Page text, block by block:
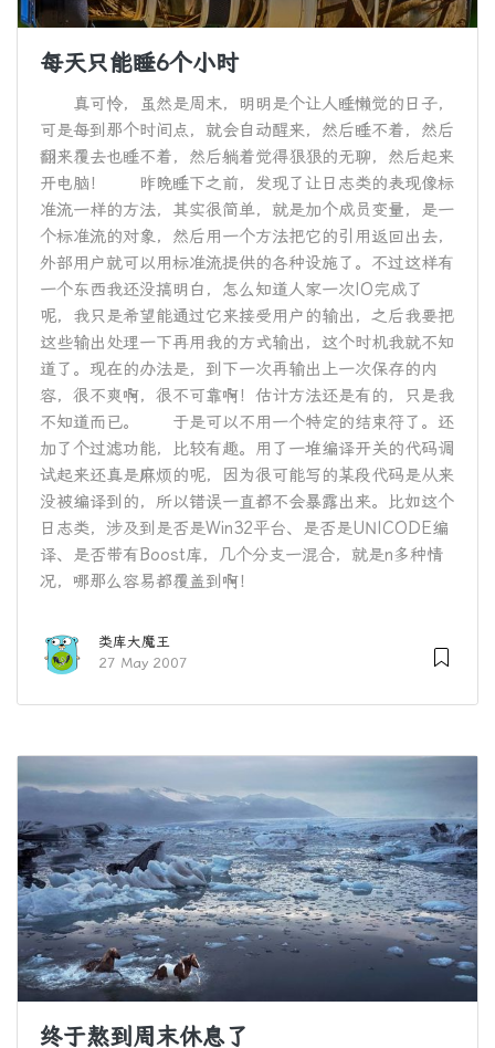
每天只能睡6个小时
真可怜，虽然是周末，明明是个让人睡懒觉的日子，
可是每到那个时间点，就会自动醒来，然后睡不着，然后
翻来覆去也睡不着，然后躺着觉得狠狠的无聊，然后起来
开电脑！ 昨晚睡下之前，发现了让日志类的表现像标
准流一样的方法，其实很简单，就是加个成员变量，是一
个标准流的对象，然后用一个方法把它的引用返回出去，
外部用户就可以用标准流提供的各种设施了。不过这样有
一个东西我还没搞明白，怎么知道人家一次IO完成了
呢，我只是希望能通过它来接受用户的输出，之后我要把
这些输出处理一下再用我的方式输出，这个时机我就不知
道了。现在的办法是，到下一次再输出上一次保存的内
容，很不爽啊，很不可靠啊！估计方法还是有的，只是我
不知道而已。 于是可以不用一个特定的结束符了。还
加了个过滤功能，比较有趣。用了一堆编译开关的代码调
试起来还真是麻烦的呢，因为很可能写的某段代码是从来
没被编译到的，所以错误一直都不会暴露出来。比如这个
日志类，涉及到是否是Win32平台、是否是UNICODE编
译、是否带有Boost库，几个分支一混合，就是n多种情
况，哪那么容易都覆盖到啊！
类库大魔王
27 May 2007
终于熬到周末休息了